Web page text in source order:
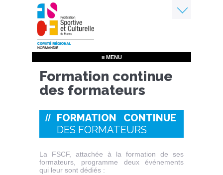
Aller
au
contenu
principal
≡ MENU
Formation continue
des formateurs
FORMATION CONTINUE
DES FORMATEURS
La FSCF, attachée à la formation de ses
formateurs, programme deux événements
qui leur sont dédiés :